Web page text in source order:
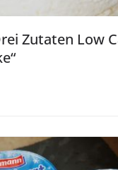
Zutaten Low